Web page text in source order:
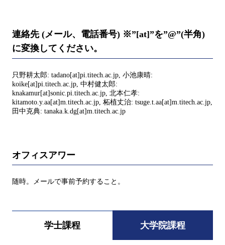
連絡先 (メール、電話番号) ※”[at]”を”@”(半角)
に変換してください。
只野耕太郎: tadano[at]pi.titech.ac.jp, 小池康晴:
koike[at]pi.titech.ac.jp, 中村健太郎:
knakamur[at]sonic.pi.titech.ac.jp, 北本仁孝:
kitamoto.y.aa[at]m.titech.ac.jp, 柘植丈治: tsuge.t.aa[at]m.titech.ac.jp,
田中克典: tanaka.k.dg[at]m.titech.ac.jp
オフィスアワー
随時。メールで事前予約すること。
学士課程 大学院課程